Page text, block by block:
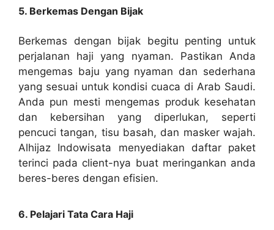
5. Berkemas Dengan Bijak
Berkemas dengan bijak begitu penting untuk
perjalanan haji yang nyaman. Pastikan Anda
mengemas baju yang nyaman dan sederhana
yang sesuai untuk kondisi cuaca di Arab Saudi.
Anda pun mesti mengemas produk kesehatan
dan kebersihan yang diperlukan, seperti
pencuci tangan, tisu basah, dan masker wajah.
Alhijaz Indowisata menyediakan daftar paket
terinci pada client-nya buat meringankan anda
beres-beres dengan efisien.
6. Pelajari Tata Cara Haji